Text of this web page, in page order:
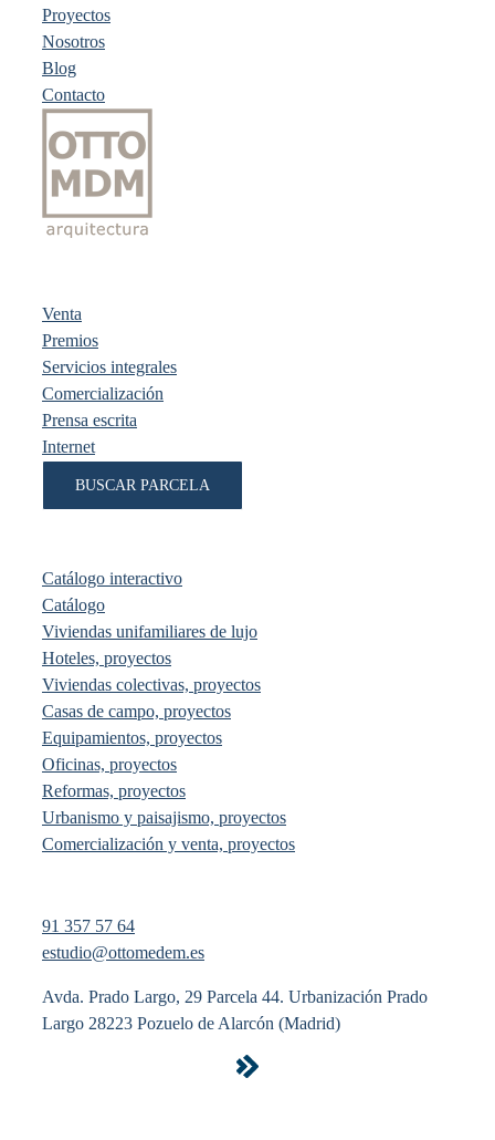
Proyectos
Nosotros
Blog
Contacto
Venta
Premios
Servicios integrales
Comercialización
Prensa escrita
Internet
BUSCAR PARCELA
Catálogo interactivo
Catálogo
Viviendas unifamiliares de lujo
Hoteles, proyectos
Viviendas colectivas, proyectos
Casas de campo, proyectos
Equipamientos, proyectos
Oficinas, proyectos
Reformas, proyectos
Urbanismo y paisajismo, proyectos
Comercialización y venta, proyectos
91 357 57 64
estudio@ottomedem.es
Avda. Prado Largo, 29 Parcela 44. Urbanización Prado
Largo 28223 Pozuelo de Alarcón (Madrid)